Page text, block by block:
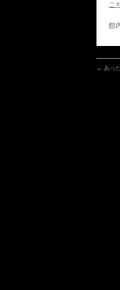
こ
館
← あっ